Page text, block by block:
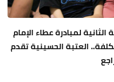
لمبادرة عطاء الإمام
العتبة الحسينية تقدم